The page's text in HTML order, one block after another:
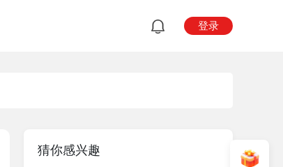
登录
猜你感兴趣